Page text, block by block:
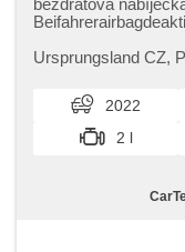
bezdrátová
Bremsbelages,
Fahrkamera,
bezklíčové
Ursprungsland CZ,​
kontaktujte naše
2022
2 l